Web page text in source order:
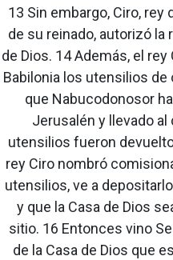
13 Sin embargo, Ciro, rey
de su reinado, autorizó
de Dios. 14 Además, el
Babilonia los utensilios de
que Nabucodonosor
Jerusalén y llevado al
utensilios fueron
rey Ciro nombró
utensilios, ve a
y que la Casa de Dios
sitio. 16 Entonces vino
de la Casa de Dios que